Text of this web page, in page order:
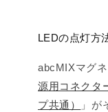
LEDの点灯方
abcMIXマグ
源用コネクタ
プ共通）
」が